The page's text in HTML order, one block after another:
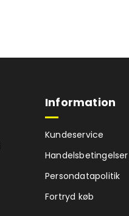
Information
Kundeservice
Handelsbetingelser
Persondatapolitik
Fortryd køb